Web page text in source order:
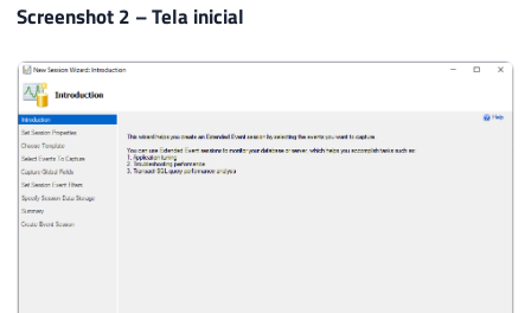
Screenshot 2 – Tela inicial